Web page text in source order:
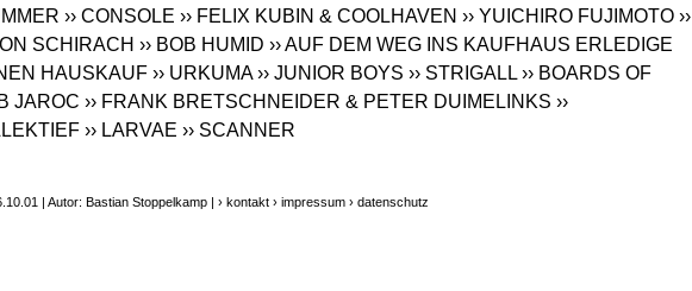
›› CONSOLE ›› FELIX KUBIN & COOLHAVEN ›› YUICHIRO FUJIMOTO ››
SCHIRACH ›› BOB HUMID ›› AUF DEM WEG INS KAUFHAUS ERLEDIGE
HAUSKAUF ›› URKUMA ›› JUNIOR BOYS ›› STRIGALL ›› BOARDS OF
JAROC ›› FRANK BRETSCHNEIDER & PETER DUIMELINKS ››
›› LARVAE ›› SCANNER
| Autor: Bastian Stoppelkamp | › kontakt › impressum › datenschutz